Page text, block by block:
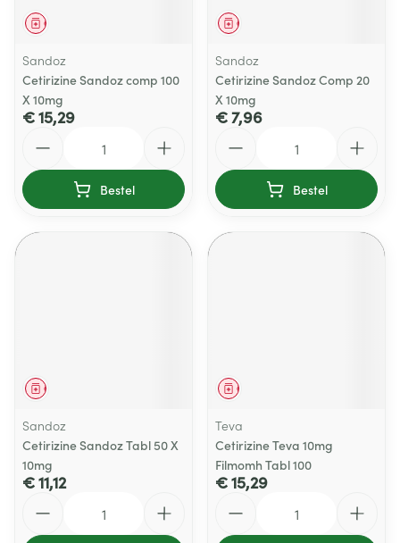
Geneesmiddel
Sandoz
Cetirizine Sandoz comp 100
X 10mg
€ 15,29
Bestel
Geneesmiddel
Sandoz
Cetirizine Sandoz Comp 20
X 10mg
€ 7,96
Bestel
Geneesmiddel
Sandoz
Cetirizine Sandoz Tabl 50 X
10mg
€ 11,12
Geneesmiddel
Teva
Cetirizine Teva 10mg
Filmomh Tabl 100
€ 15,29